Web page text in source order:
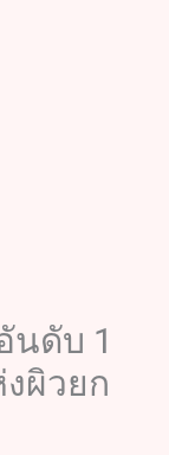
นดับ 1
ผิวยก